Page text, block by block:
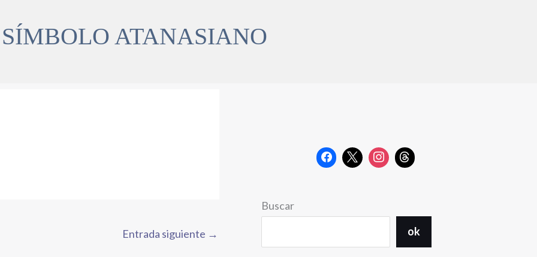
SÍMBOLO ATANASIANO
Entrada siguiente →
Buscar
ok